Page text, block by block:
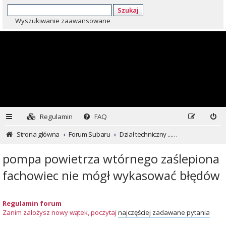
Szukaj
Wyszukiwanie zaawansowane
Regulamin
FAQ
Strona główna
Forum Subaru Dział techniczny ...czyli dla kochających inaczej
pompa powietrza wtórnego zaślepiona
fachowiec nie mógł wykasować błędów
Regulamin forum
Zanim założysz nowy wątek, poczytaj najczęściej zadawane pytania